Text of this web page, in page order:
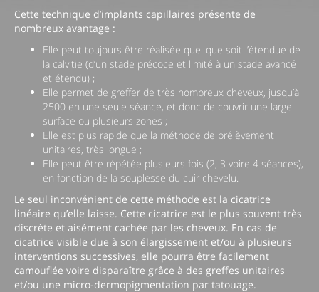
Cette technique d’implants capillaires présente de
nombreux avantage :
Elle peut toujours être réalisée quel que soit l’étendue de
la calvitie (d’un stade précoce et limité à un stade avancé
et étendu) ;
Elle permet de greffer de très nombreux cheveux, jusqu’à
2500 en une seule séance, et donc de couvrir une large
surface ou plusieurs zones ;
Elle est plus rapide que la méthode de prélèvement
unitaires, très longue ;
Elle peut être répétée plusieurs fois (2, 3 voire 4 séances),
en fonction de la souplesse du cuir chevelu.
Le seul inconvénient de cette méthode est la cicatrice
linéaire qu’elle laisse. Cette cicatrice est le plus souvent très
discrète et aisément cachée par les cheveux. En cas de
cicatrice visible due à son élargissement et/ou à plusieurs
interventions successives, elle pourra être facilement
camouflée voire disparaître grâce à des greffes unitaires
et/ou une micro-dermopigmentation par tatouage.